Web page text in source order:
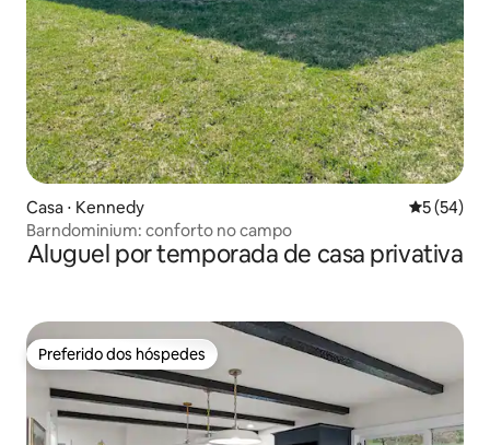
Casa ⋅ Kennedy 5 de uma
5 (54)
Barndominium: conforto no campo
Aluguel por temporada de casa privativa
Preferido dos hóspedes
Preferido dos hóspedes